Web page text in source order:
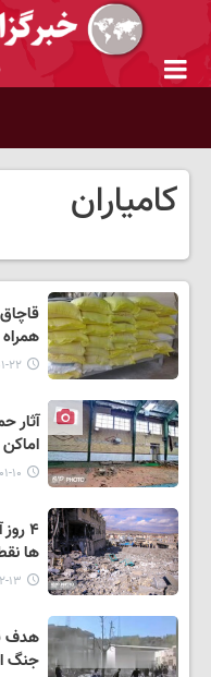
کامیاران
۱۴۰۵-
آثار
۱۴۰۵-
ها
۱۴۰۴-
هدف
جنگ